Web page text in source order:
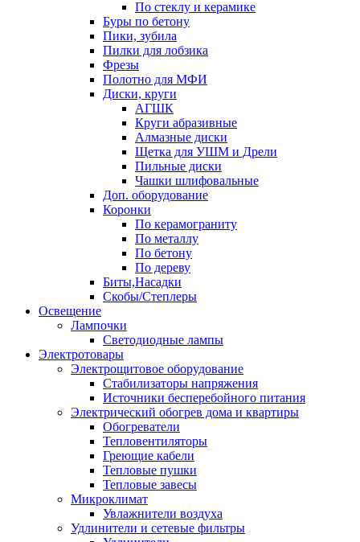
По стеклу и керамике
Буры по бетону
Пики, зубила
Пилки для лобзика
Фрезы
Полотно для МФИ
Диски, круги
АГШК
Круги абразивные
Алмазные диски
Щетка для УШМ и Дрели
Пильные диски
Чашки шлифовальные
Доп. оборудование
Коронки
По керамограниту
По металлу
По бетону
По дереву
Биты,Насадки
Скобы/Степлеры
Освещение
Лампочки
Светодиодные лампы
Электротовары
Электрощитовое оборудование
Стабилизаторы напряжения
Источники бесперебойного питания
Электрический обогрев дома и квартиры
Обогреватели
Тепловентиляторы
Греющие кабели
Тепловые пушки
Тепловые завесы
Микроклимат
Увлажнители воздуха
Удлинители и сетевые фильтры